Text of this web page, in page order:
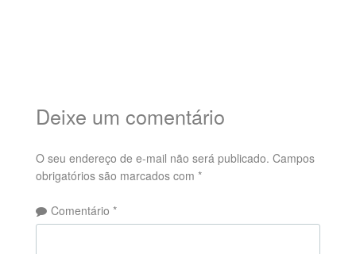
Deixe um comentário
O seu endereço de e-mail não será publicado. Campos
obrigatórios são marcados com *
Comentário *